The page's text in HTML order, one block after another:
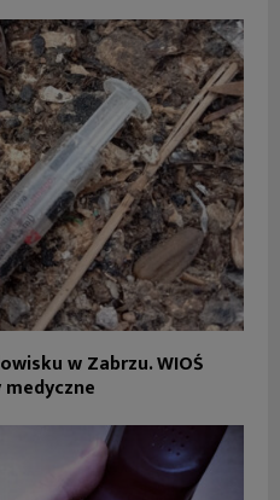
w Zabrzu. WIOŚ